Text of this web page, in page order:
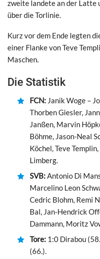
zweite landete an der Latte
über die Torlinie.
Kurz vor dem Ende legten
einer Flanke von Teve
Maschen.
Die Statistik
FCN: Janik Woge –
Thorben Giesler,
Janßen, Marvin
Böhme, Jason-Neal
Köchel, Teve
Limberg.
SVB:Antonio Di
Marcelino Leon
Cedric Blohm, Remi
Bal, Jan-Hendrick
Dammann, Moritz
Tore: 1:0 Dirabou
(66.).